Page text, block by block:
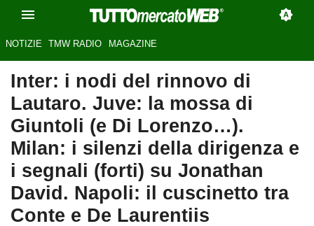
NOTIZIE TMW RADIO MAGAZINE
Inter: i nodi del rinnovo di
Lautaro. Juve: la mossa di
Giuntoli (e Di Lorenzo…).
Milan: i silenzi della dirigenza e
i segnali (forti) su Jonathan
David. Napoli: il cuscinetto tra
Conte e De Laurentiis